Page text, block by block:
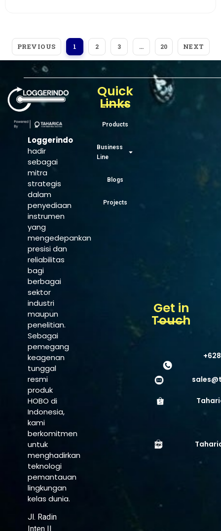
PREVIOUS 1 2 3 … 20 NEXT
Loggerindo
hadir
sebagai
mitra
strategis
dalam
penyediaan
instrumen
yang
mengedepankan
presisi dan
reliabilitas
bagi
berbagai
sektor
industri
maupun
penelitian.
Sebagai
pemegang
keagenan
tunggal
resmi
produk
HOBO di
Indonesia,
kami
berkomitmen
untuk
menghadirkan
teknologi
pemantauan
lingkungan
kelas dunia.
Jl. Radin
Inten II
Quick
Links
Products
Business
Line
Blogs
Projects
Get in
Touch